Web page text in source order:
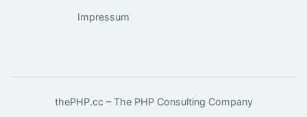
Impressum
thePHP.cc – The PHP Consulting Company